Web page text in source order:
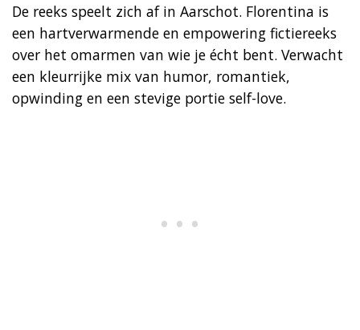
De reeks speelt zich af in Aarschot. Florentina is
een hartverwarmende en empowering fictiereeks
over het omarmen van wie je écht bent. Verwacht
een kleurrijke mix van humor, romantiek,
opwinding en een stevige portie self-love.